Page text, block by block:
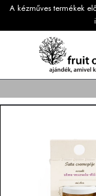
A kézműves termékek